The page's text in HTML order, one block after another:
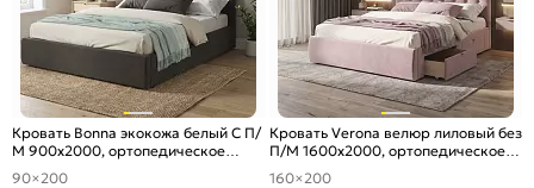
Кровать Bonna экокожа белый С П/
М 900x2000, ортопедическое
основание, изголовье мягкое
90×200
Кровать Verona велюр лиловый без
П/М 1600x2000, ортопедическое
основание, изголовье мягкое
160×200